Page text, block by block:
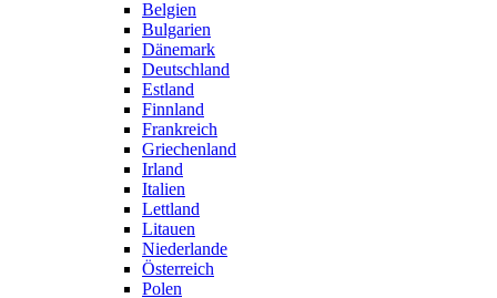
Belgien
Bulgarien
Dänemark
Deutschland
Estland
Finnland
Frankreich
Griechenland
Irland
Italien
Lettland
Litauen
Niederlande
Österreich
Polen